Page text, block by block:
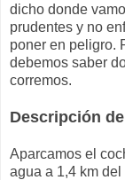
dicho donde
prudentes y no
poner en peligro.
debemos saber
corremos.
Descripción
Aparcamos el
agua a 1,4 km del